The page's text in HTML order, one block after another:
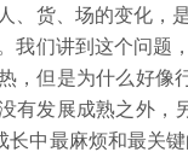
、货、场的变化，
我们讲到这个问题
，但是为什么好像
有发展成熟之外，
长中最麻烦和最关